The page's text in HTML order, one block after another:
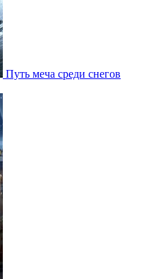
Путь меча среди снегов